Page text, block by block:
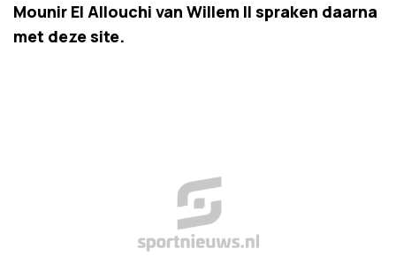
Mounir El Allouchi van Willem II spraken daarna
met deze site.